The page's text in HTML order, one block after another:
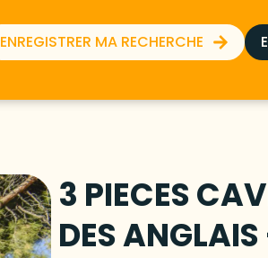
ENREGISTRER MA RECHERCHE
3 PIECES
DES